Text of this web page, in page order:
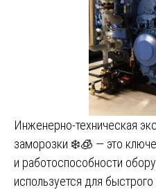
Инженерно-техническая
заморозки ❄️🧊 — это
и работоспособности
используется для